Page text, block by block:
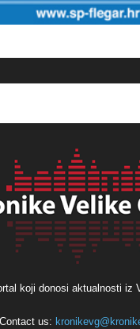
koji donosi aktualnosti iz
Contact us: